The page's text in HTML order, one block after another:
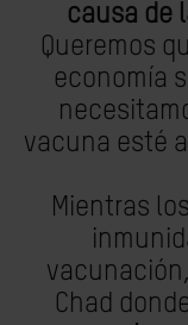
causa de
Queremos
economía
vacuna esté
Mientras
Chad